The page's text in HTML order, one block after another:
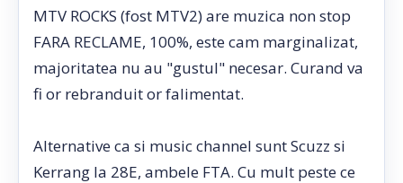
MTV ROCKS (fost MTV2) are muzica non stop
FARA RECLAME, 100%, este cam marginalizat,
majoritatea nu au "gustul" necesar. Curand va
fi or rebranduit or falimentat.
Alternative ca si music channel sunt Scuzz si
Kerrang la 28E, ambele FTA. Cu mult peste ce